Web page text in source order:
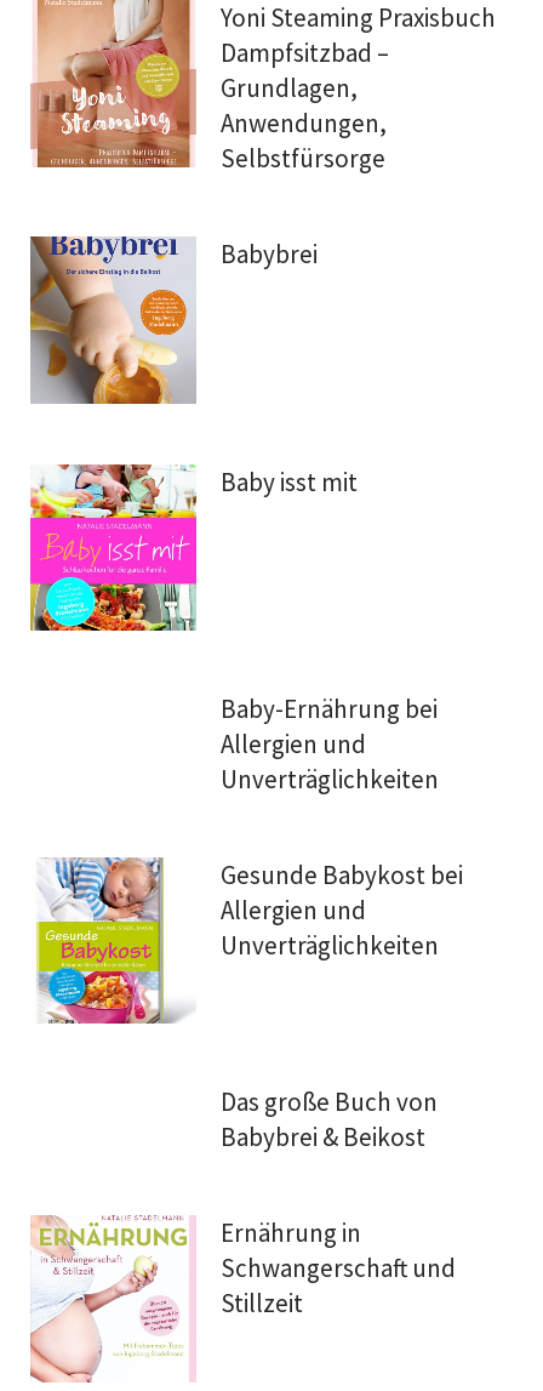
Yoni Steaming Praxisbuch
Dampfsitzbad –
Grundlagen,
Anwendungen,
Selbstfürsorge
Babybrei
Baby isst mit
Baby-Ernährung bei
Allergien und
Unverträglichkeiten
Gesunde Babykost bei
Allergien und
Unverträglichkeiten
Das große Buch von
Babybrei & Beikost
Ernährung in
Schwangerschaft und
Stillzeit